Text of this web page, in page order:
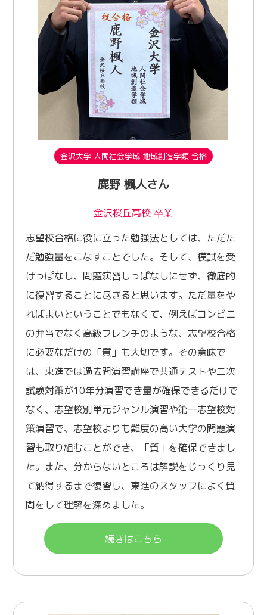
金沢大学 人間社会学域 地域創造学類 合格
鹿野 楓人さん
金沢桜丘高校 卒業
志望校合格に役に立った勉強法としては、ただた
だ勉強量をこなすことでした。そして、模試を受
けっぱなし、問題演習しっぱなしにせず、徹底的
に復習することに尽きると思います。ただ量をや
ればよいということでもなくて、例えばコンビニ
の弁当でなく高級フレンチのような、志望校合格
に必要なだけの「質」も大切です。その意味で
は、東進では過去問演習講座で共通テストや二次
試験対策が10年分演習でき量が確保できるだけで
なく、志望校別単元ジャンル演習や第一志望校対
策演習で、志望校よりも難度の高い大学の問題演
習も取り組むことができ、「質」を確保できまし
た。また、分からないところは解説をじっくり見
て納得するまで復習し、東進のスタッフによく質
問をして理解を深めました。
続きはこちら